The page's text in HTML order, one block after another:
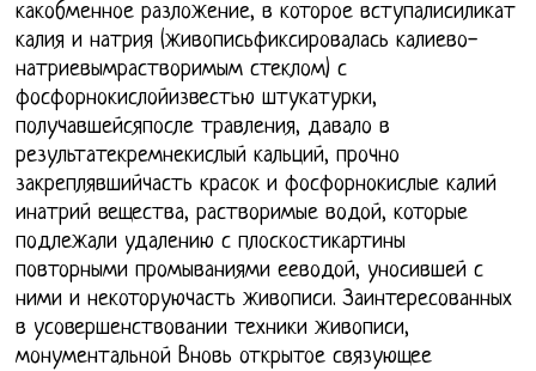
какобменное разложение, в которое вступалисиликат
калия и натрия (живописьфиксировалась калиево-
натриевымрастворимым стеклом) с
фосфорнокислойизвестью штукатурки,
получавшейсяпосле травления, давало в
результатекремнекислый кальций, прочно
закреплявшийчасть красок и фосфорнокислые калий
инатрий вещества, растворимые водой, которые
подлежали удалению с плоскостикартины
повторными промываниями ееводой, уносившей с
ними и некоторуючасть живописи. Заинтересованных
в усовершенствовании техники живописи,
монументальной Вновь открытое связующее